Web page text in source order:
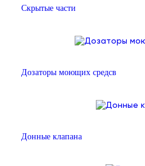
Скрытые части
Дозаторы моющих средсв
Донные клапана